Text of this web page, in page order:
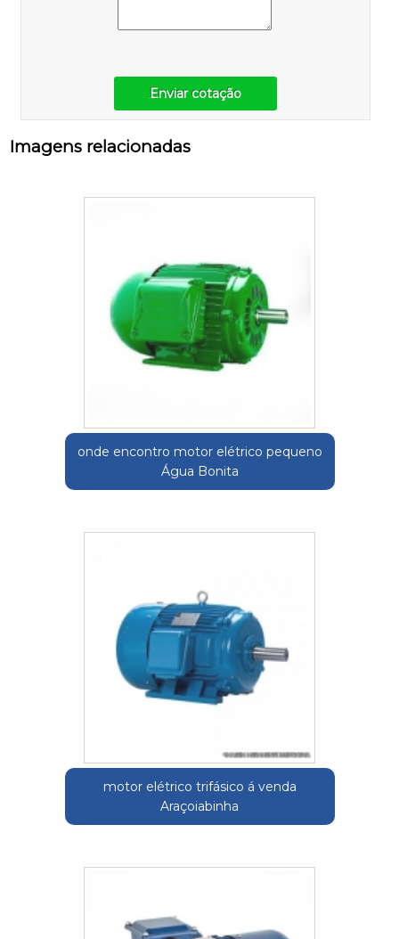
Enviar cotação
Imagens relacionadas
onde encontro motor elétrico pequeno
Água Bonita
motor elétrico trifásico á venda
Araçoiabinha